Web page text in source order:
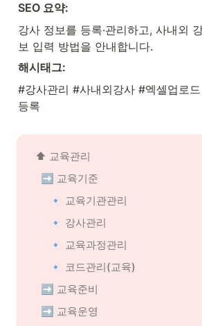
SEO 요약:
강사 정보를 등록·관리하고, 사내외
보 입력 방법을 안내합니다.
해시태그:
#강사관리 #사내외강사 #엑셀업로
등록
⬆️ 교육관리
➡️ 교육기준
🔹 교육기관관리
🔹 강사관리
🔹 교육과정관리
🔹 코드관리(교육)
➡️ 교육준비
➡️ 교육운영